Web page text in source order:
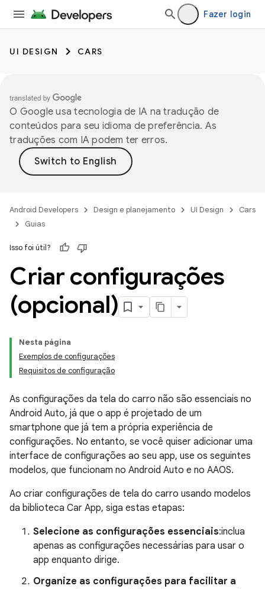
Fazer login
UI DESIGN CARS
O Google usa tecnologia de IA na tradução de
conteúdos para seu idioma de preferência. As
traduções com IA podem ter erros.
Android Developers Design e planejamento UI Design
Cars
Guias
Isso foi útil?
Criar configurações
(opcional)
Nesta página
Exemplos de configurações
Requisitos de configuração
As configurações da tela do carro não são essenciais no
Android Auto, já que o app é projetado de um
smartphone que já tem a própria experiência de
configurações. No entanto, se você quiser adicionar uma
interface de configurações ao seu app, use os seguintes
modelos, que funcionam no Android Auto e no AAOS.
Ao criar configurações de tela do carro usando modelos
da biblioteca Car App, siga estas etapas:
Selecione as configurações essenciais:inclua
apenas as configurações necessárias para usar o
app enquanto dirige.
Organize as configurações para facilitar a